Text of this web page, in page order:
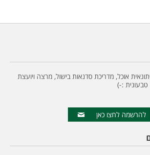
אוכל, מדריכת סדנאות בישול, מרצה ויועצת
טבעונית :-)
להרשמה לחצו כאן